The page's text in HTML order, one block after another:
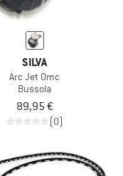
SILVA
Arc Jet Omc
Bussola
89,95 €
(0)